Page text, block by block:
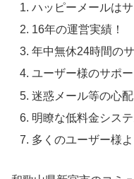
ハッピーメールは
16年の運営実績！
年中無休24時間の
ユーザー様のサポ
迷惑メール等の心
明瞭な低料金シス
多くのユーザー様